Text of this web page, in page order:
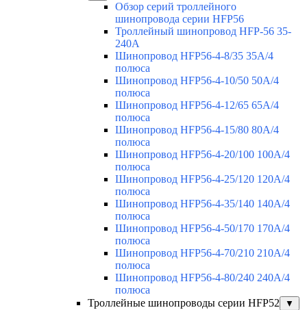
Обзор серий троллейного
шинопровода серии HFP56
Троллейный шинопровод HFP-56 35-
240А
Шинопровод HFP56-4-8/35 35А/4
полюса
Шинопровод HFP56-4-10/50 50А/4
полюса
Шинопровод HFP56-4-12/65 65А/4
полюса
Шинопровод HFP56-4-15/80 80А/4
полюса
Шинопровод HFP56-4-20/100 100А/4
полюса
Шинопровод HFP56-4-25/120 120А/4
полюса
Шинопровод HFP56-4-35/140 140А/4
полюса
Шинопровод HFP56-4-50/170 170А/4
полюса
Шинопровод HFP56-4-70/210 210А/4
полюса
Шинопровод HFP56-4-80/240 240А/4
полюса
Троллейные шинопроводы серии HFP52
▼